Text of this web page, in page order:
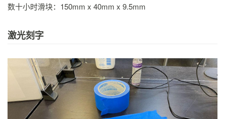
数十小时滑块：150mm x 40mm x 9.5mm
激光刻字